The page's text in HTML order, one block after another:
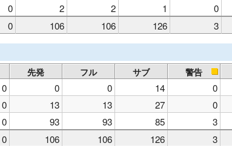
0 2 2 1 0
0 106 106 126 3
先発 フル サブ 警告
0 0 0 14 0
0 13 13 27 0
0 93 93 85 3
0 106 106 126 3